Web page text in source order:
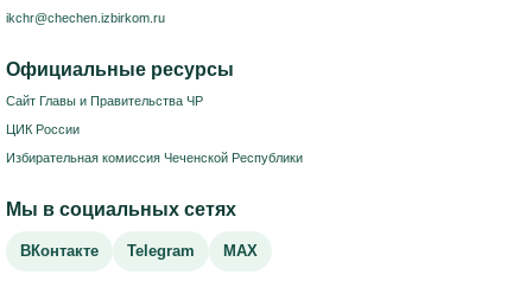
ikchr@chechen.izbirkom.ru
Официальные ресурсы
Сайт Главы и Правительства ЧР
ЦИК России
Избирательная комиссия Чеченской Республики
Мы в социальных сетях
ВКонтакте Telegram MAX